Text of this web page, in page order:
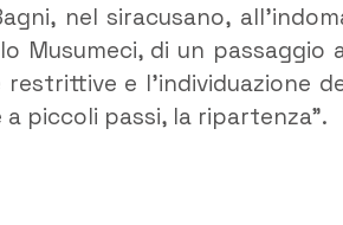
nel siracusano,
Musumeci, di un passaggio
e l’individuazione
piccoli passi, la ripartenza”.